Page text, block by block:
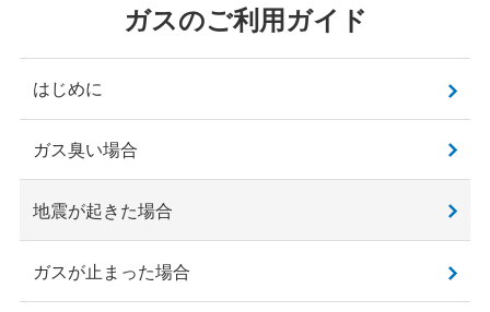
ガスのご利用ガイド
はじめに
ガス臭い場合
地震が起きた場合
ガスが止まった場合